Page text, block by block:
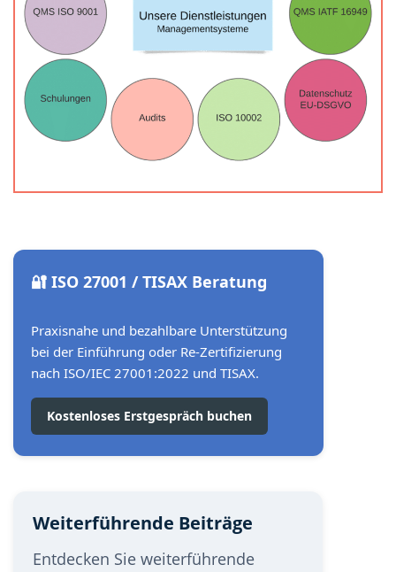
🔐 ISO 27001 / TISAX Beratung
Praxisnahe und bezahlbare Unterstützung
bei der Einführung oder Re-Zertifizierung
nach ISO/IEC 27001:2022 und TISAX.
Kostenloses Erstgespräch buchen
Weiterführende Beiträge
Entdecken Sie weiterführende